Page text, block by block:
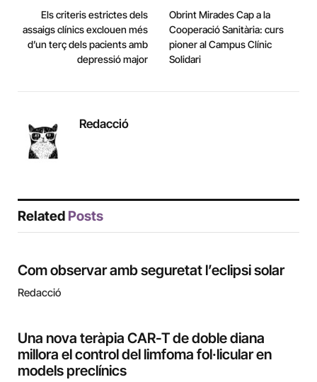
Els criteris estrictes dels
assaigs clínics exclouen més
d’un terç dels pacients amb
depressió major
Obrint Mirades Cap a la
Cooperació Sanitària: curs
pioner al Campus Clínic
Solidari
Redacció
Related Posts
Com observar amb seguretat l’eclipsi solar
Redacció
Una nova teràpia CAR-T de doble diana
millora el control del limfoma fol·licular en
models preclínics